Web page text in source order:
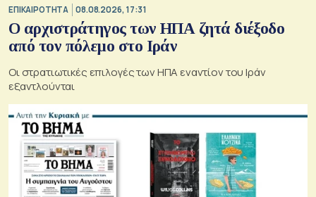
ΕΠΙΚΑΙΡΟΤΗΤΑ 08.08.2026, 17:31
Ο αρχιστράτηγος των ΗΠΑ ζητά διέξοδο
από τον πόλεμο στο Ιράν
Οι στρατιωτικές επιλογές των ΗΠΑ εναντίον του Ιράν
εξαντλούνται